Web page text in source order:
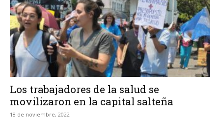
Los trabajadores de la salud se
movilizaron en la capital salteña
18 de noviembre, 2022